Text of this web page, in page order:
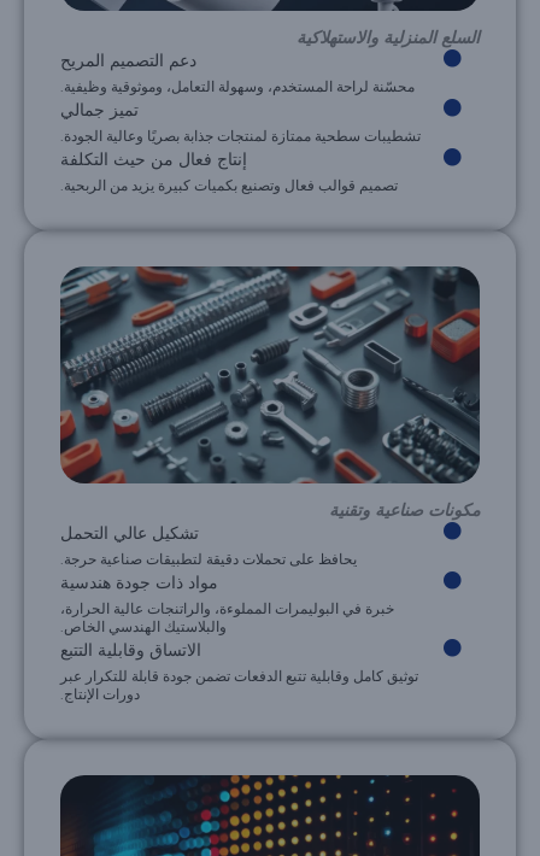
السلع المنزلية والاستهلاكية
دعم التصميم المريح
محسّنة لراحة المستخدم، وسهولة التعامل، وموثوقية وظيفية.
تميز جمالي
تشطيبات سطحية ممتازة لمنتجات جذابة بصريًا وعالية الجودة.
إنتاج فعال من حيث التكلفة
تصميم قوالب فعال وتصنيع بكميات كبيرة يزيد من الربحية.
مكونات صناعية وتقنية
تشكيل عالي التحمل
يحافظ على تحملات دقيقة لتطبيقات صناعية حرجة.
مواد ذات جودة هندسية
خبرة في البوليمرات المملوءة، والراتنجات عالية الحرارة،
والبلاستيك الهندسي الخاص.
الاتساق وقابلية التتبع
توثيق كامل وقابلية تتبع الدفعات تضمن جودة قابلة للتكرار عبر
دورات الإنتاج.